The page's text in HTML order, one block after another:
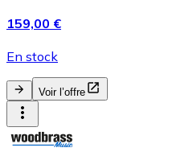
159,00 €
En stock
Voir l’offre